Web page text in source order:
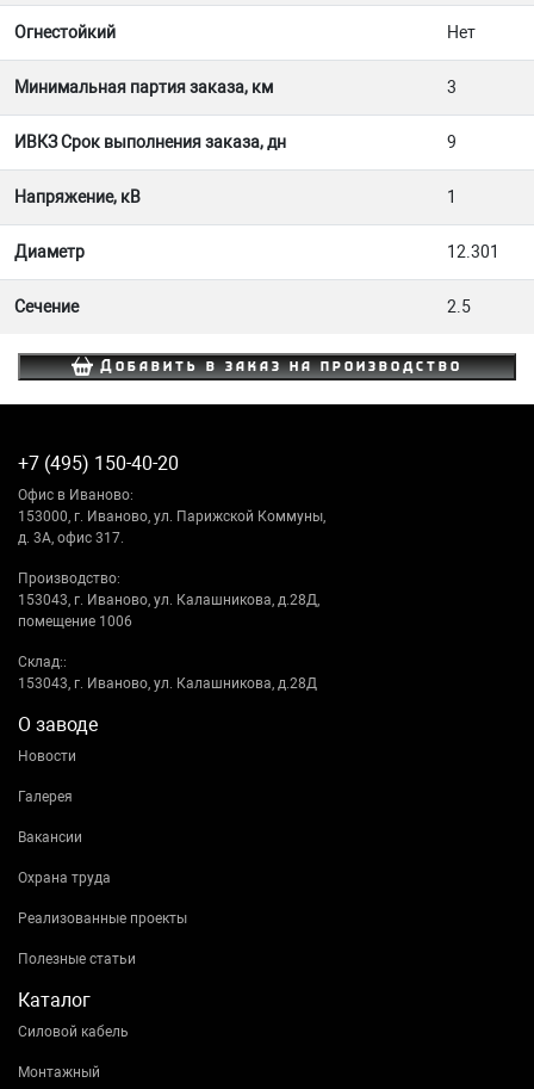
Огнестойкий Нет
Минимальная партия заказа, км 3
ИВКЗ Срок выполнения заказа, дн 9
Напряжение, кВ 1
Диаметр 12.301
Сечение 2.5
Добавить в заказ на производство
+7 (495) 150-40-20
Офис в Иваново:
153000, г. Иваново, ул. Парижской Коммуны,
д. 3А, офис 317.
Производство:
153043, г. Иваново, ул. Калашникова, д.28Д,
помещение 1006
Склад::
153043, г. Иваново, ул. Калашникова, д.28Д
О заводе
Новости
Галерея
Вакансии
Охрана труда
Реализованные проекты
Полезные статьи
Каталог
Силовой кабель
Монтажный